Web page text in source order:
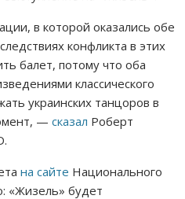
в которой оказались обе
конфликта в этих
балет, потому что оба
классического
украинских танцоров в
—сказал Роберт
на сайте Национального
«Жизель» будет